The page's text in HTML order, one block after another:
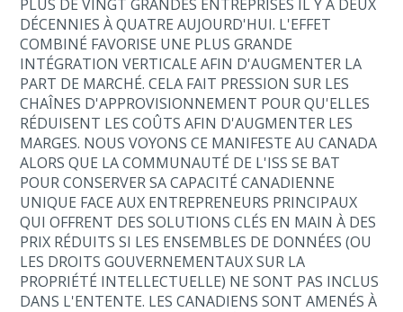
PLUS DE VINGT GRANDES ENTREPRISES IL Y A DEUX
DÉCENNIES À QUATRE AUJOURD'HUI. L'EFFET
COMBINÉ FAVORISE UNE PLUS GRANDE
INTÉGRATION VERTICALE AFIN D'AUGMENTER LA
PART DE MARCHÉ. CELA FAIT PRESSION SUR LES
CHAÎNES D'APPROVISIONNEMENT POUR QU'ELLES
RÉDUISENT LES COÛTS AFIN D'AUGMENTER LES
MARGES. NOUS VOYONS CE MANIFESTE AU CANADA
ALORS QUE LA COMMUNAUTÉ DE L'ISS SE BAT
POUR CONSERVER SA CAPACITÉ CANADIENNE
UNIQUE FACE AUX ENTREPRENEURS PRINCIPAUX
QUI OFFRENT DES SOLUTIONS CLÉS EN MAIN À DES
PRIX RÉDUITS SI LES ENSEMBLES DE DONNÉES (OU
LES DROITS GOUVERNEMENTAUX SUR LA
PROPRIÉTÉ INTELLECTUELLE) NE SONT PAS INCLUS
DANS L'ENTENTE. LES CANADIENS SONT AMENÉS À